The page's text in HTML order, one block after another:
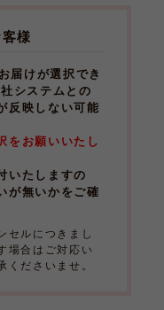
様
届けが選択でき
システムとの
反映しない可能
をお願いいたし
いたしますの
が無いかをご確
セルにつきまし
場合はご対応い
くださいませ。